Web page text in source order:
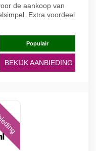
de aankoop van
Extra voordeel
Populair
BEKIJK AANBIEDING